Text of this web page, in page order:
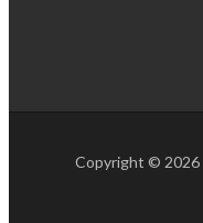
Copyright © 2026